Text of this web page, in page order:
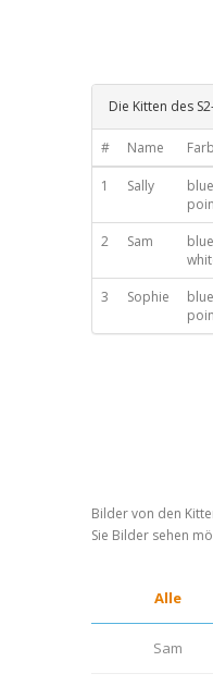
Die Kitten des
# Name
1 Sally
2 Sam
3 Sophie
Bilder von den
Sie Bilder sehen
Alle
Sam